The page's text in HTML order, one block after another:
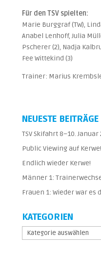
Für den TSV spielten:
Marie Burggraf (TW),
Anabel Lenhoff, Julia
Pscherer (2), Nadja
Fee Wittekind (3)
Trainer: Marius
NEUESTE BEITRÄGE
TSV Skifahrt 8–10.
Public Viewing auf Kerwe!
Endlich wieder Kerwe!
Männer 1:
Frauen 1: Wieder war es
KATEGORIEN
Kategorien